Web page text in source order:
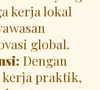
kerja lokal
global.
Dengan
kerja praktik,